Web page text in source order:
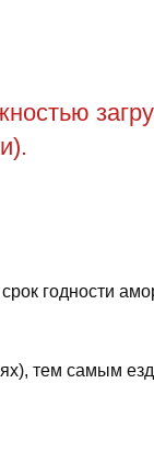
годности
тем самым